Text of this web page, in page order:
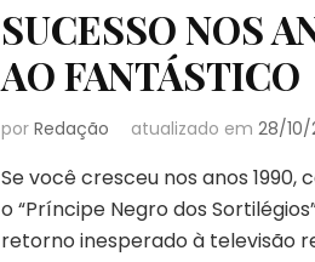
SUCESSO NOS
AO FANTÁSTICO
por Redação atualizado em 28/10/
Se você cresceu nos anos 1990,
o “Príncipe Negro dos
retorno inesperado à televisão